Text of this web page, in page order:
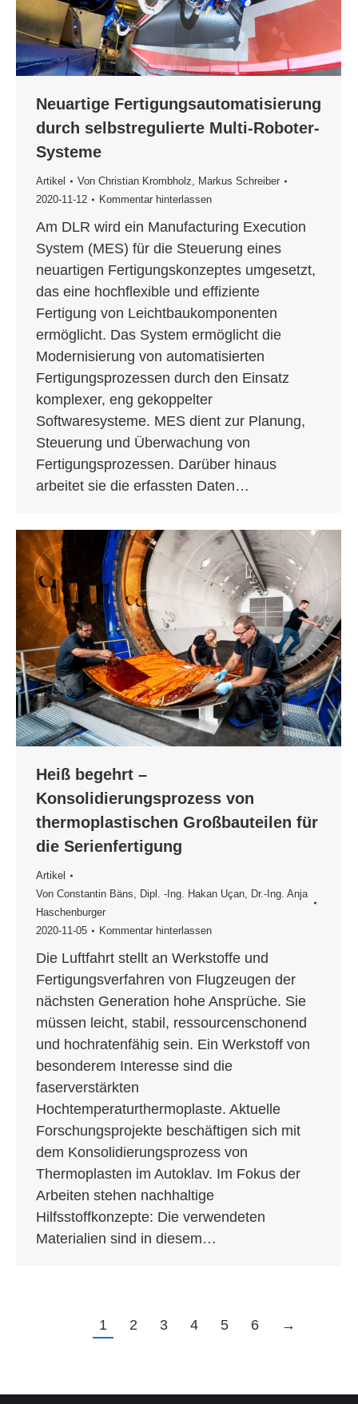
Neuartige Fertigungsautomatisierung
durch selbstregulierte Multi-Roboter-
Systeme
Artikel Von Christian Krombholz, Markus Schreiber
2020-11-12
Kommentar hinterlassen
Am DLR wird ein Manufacturing Execution
System (MES) für die Steuerung eines
neuartigen Fertigungskonzeptes umgesetzt,
das eine hochflexible und effiziente
Fertigung von Leichtbaukomponenten
ermöglicht. Das System ermöglicht die
Modernisierung von automatisierten
Fertigungsprozessen durch den Einsatz
komplexer, eng gekoppelter
Softwaresysteme. MES dient zur Planung,
Steuerung und Überwachung von
Fertigungsprozessen. Darüber hinaus
arbeitet sie die erfassten Daten…
Heiß begehrt –
Konsolidierungsprozess von
thermoplastischen Großbauteilen für
die Serienfertigung
Artikel
Von Constantin Bäns, Dipl. -Ing. Hakan Uçan, Dr.-Ing. Anja
Haschenburger
2020-11-05
Kommentar hinterlassen
Die Luftfahrt stellt an Werkstoffe und
Fertigungsverfahren von Flugzeugen der
nächsten Generation hohe Ansprüche. Sie
müssen leicht, stabil, ressourcenschonend
und hochratenfähig sein. Ein Werkstoff von
besonderem Interesse sind die
faserverstärkten
Hochtemperaturthermoplaste. Aktuelle
Forschungsprojekte beschäftigen sich mit
dem Konsolidierungsprozess von
Thermoplasten im Autoklav. Im Fokus der
Arbeiten stehen nachhaltige
Hilfsstoffkonzepte: Die verwendeten
Materialien sind in diesem…
1 2 3 4 5 6 →